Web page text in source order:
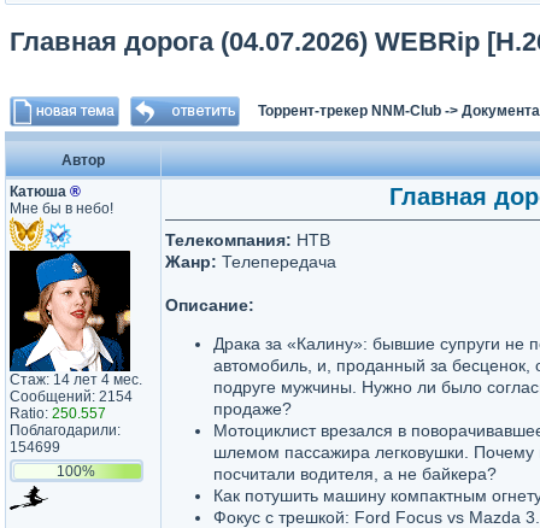
Главная дорога (04.07.2026) WEBRip
Торрент-трекер NNM-Club ->
Автор
Катюша ®
Мне бы в небо!
Стаж: 14 лет 4 мес.
Сообщений: 2154
Ratio: 250.557
Поблагодарили:
154699
100%
Главная
Телекомпания: НТВ
Жанр: Телепередача
Описание:
Драка за «Калину»: бывшие супруги не
автомобиль, и, проданный за бесценок,
подруге мужчины. Нужно ли было
продаже?
Мотоциклист врезался в
шлемом пассажира легковушки. Почему
посчитали водителя, а не байкера?
Как потушить машину компактным
Фокус с трешкой: Ford Focus vs Mazda 3.